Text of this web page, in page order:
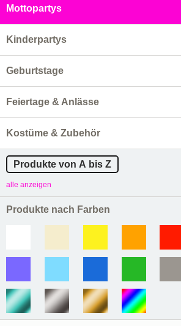
Mottopartys
Kinderpartys
Geburtstage
Feiertage & Anlässe
Kostüme & Zubehör
Produkte von A bis Z
alle anzeigen
Produkte nach Farben